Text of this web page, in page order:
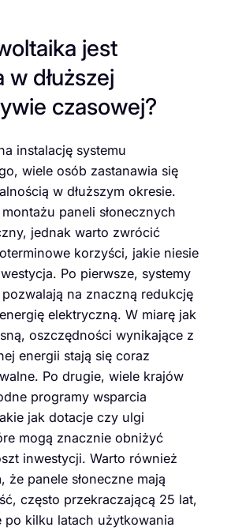
jest
w dłuższej
czasowej?
instalację systemu
wiele osób zastanawia się
w dłuższym okresie.
paneli słonecznych
jednak warto zwrócić
korzyści, jakie niesie
Po pierwsze, systemy
na znaczną redukcję
elektryczną. W miarę jak
oszczędności wynikające z
energii stają się coraz
Po drugie, wiele krajów
programy wsparcia
jak dotacje czy ulgi
mogą znacznie obniżyć
inwestycji. Warto również
że panele słoneczne mają
często przekraczającą 25 lat,
po kilku latach użytkowania